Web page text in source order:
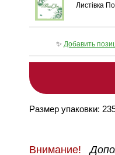
Листівка
✨ Добавить
Размер упаковки:
Внимание!